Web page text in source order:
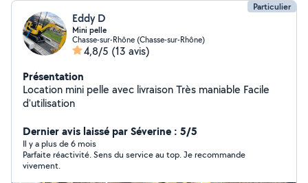
Particulier
Eddy D
Mini pelle
Chasse-sur-Rhône (Chasse-sur-Rhône)
4,8/5 (13 avis)
Présentation
Location mini pelle avec livraison Très maniable Facile
d'utilisation
Dernier avis laissé par Séverine : 5/5
Il y a plus de 6 mois
Parfaite réactivité. Sens du service au top. Je recommande
vivement.